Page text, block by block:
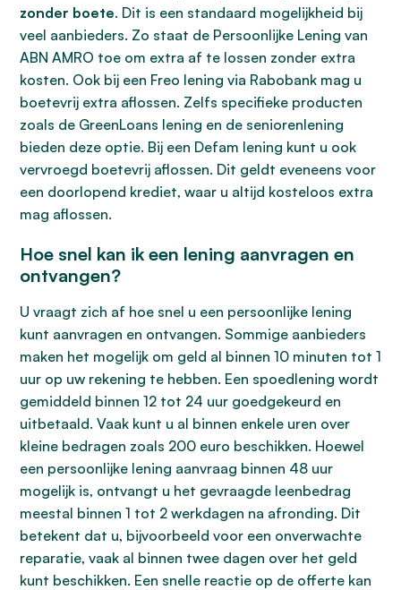
zonder boete. Dit is een standaard mogelijkheid bij
veel aanbieders. Zo staat de Persoonlijke Lening van
ABN AMRO toe om extra af te lossen zonder extra
kosten. Ook bij een Freo lening via Rabobank mag u
boetevrij extra aflossen. Zelfs specifieke producten
zoals de GreenLoans lening en de seniorenlening
bieden deze optie. Bij een Defam lening kunt u ook
vervroegd boetevrij aflossen. Dit geldt eveneens voor
een doorlopend krediet, waar u altijd kosteloos extra
mag aflossen.
Hoe snel kan ik een lening aanvragen en
ontvangen?
U vraagt zich af hoe snel u een persoonlijke lening
kunt aanvragen en ontvangen. Sommige aanbieders
maken het mogelijk om geld al binnen 10 minuten tot 1
uur op uw rekening te hebben. Een spoedlening wordt
gemiddeld binnen 12 tot 24 uur goedgekeurd en
uitbetaald. Vaak kunt u al binnen enkele uren over
kleine bedragen zoals 200 euro beschikken. Hoewel
een persoonlijke lening aanvraag binnen 48 uur
mogelijk is, ontvangt u het gevraagde leenbedrag
meestal binnen 1 tot 2 werkdagen na afronding. Dit
betekent dat u, bijvoorbeeld voor een onverwachte
reparatie, vaak al binnen twee dagen over het geld
kunt beschikken. Een snelle reactie op de offerte kan